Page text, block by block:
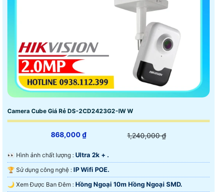
Camera Cube Giá Rẻ DS-2CD2423G2-IW W
868,000 ₫ 1,240,000 ₫
️👀 Hình ảnh chất lượng : Ultra 2k + .
🏆 Sử dụng công nghệ : IP Wifi POE.
🌙 Xem Được Ban Đêm : Hồng Ngoại 10m Hồng Ngoại SMD.